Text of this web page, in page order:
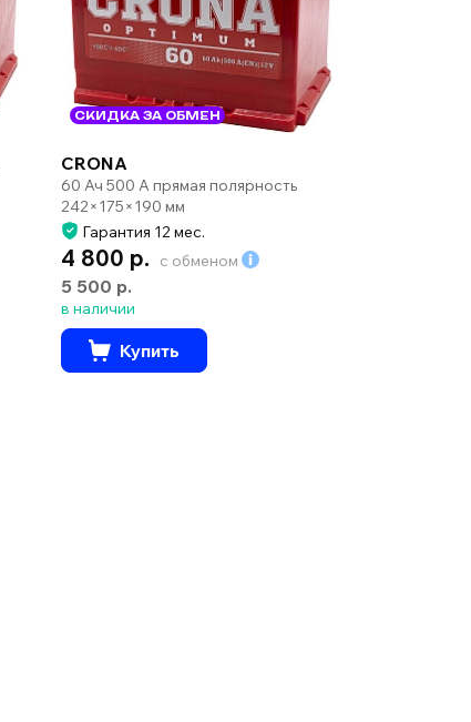
СКИДКА ЗА ОБМЕН
CRONA
60 Ач 500 А прямая полярность
242×175×190 мм
Гарантия 12 мес.
4 800 р. с обменом
5 500 р.
в наличии
Купить